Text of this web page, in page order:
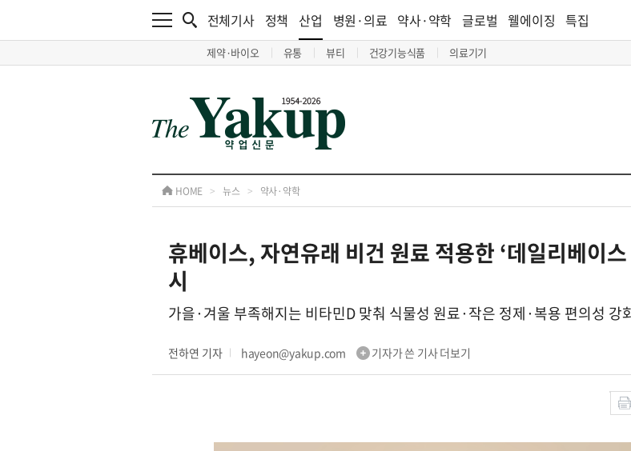
전체기사 정책 산업
제약·바이오 유통 뷰티 건강기능식품 의료기기
병원·의료 약사·약학 글로벌 웰에이징 특집
HOME > 뉴스 > 약사·약학
휴베이스, 자연유래 비건 원료 적용한 ‘데일리베이
시
가을·겨울 부족해지는 비타민D 맞춰 식물성 원료·작은 정제·복용 편의성 강
전하연 기자 hayeon@yakup.com 기자가 쓴 기사 더보기